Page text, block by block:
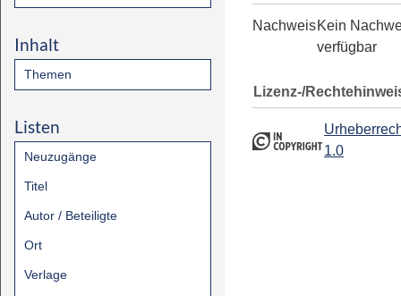
Inhalt
Themen
Listen
Neuzugänge
Titel
Autor / Beteiligte
Ort
Verlage
NachweisKein
verfügbar
Lizenz-/
1.0